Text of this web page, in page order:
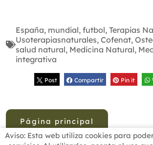
España, mundial, futbol, Terapias
Usoterapiasnaturales, Cofenat,
salud natural, Medicina Natural,
integrativa
Post Compartir Pin it
Página principal
Aviso: Esta web utiliza cookies para